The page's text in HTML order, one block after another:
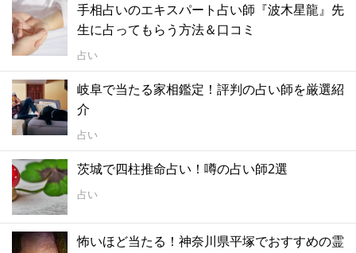
手相占いのエキスパート占い師『波木星龍』先
生に占ってもらう方法＆口コミ
占い
岐阜で当たる家相鑑定！評判の占い師を厳選紹
介
占い
茨城で四柱推命占い！噂の占い師2選
占い
怖いほど当たる！神奈川県平塚でおすすめの霊